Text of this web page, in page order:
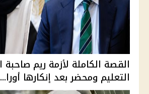
التعليم ومحضر بعد إنكارها أورا...